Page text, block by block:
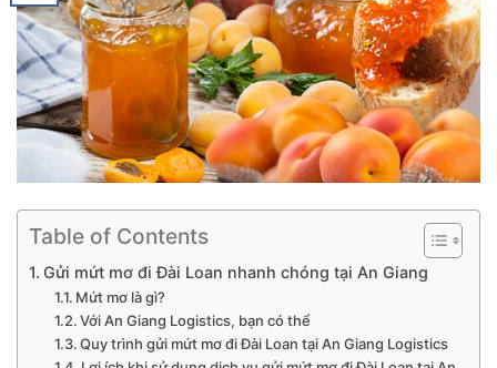
Table of Contents
Gửi mứt mơ đi Đài Loan nhanh chóng tại An Giang
Mứt mơ là gì?
Với An Giang Logistics, bạn có thể
Quy trình gửi mứt mơ đi Đài Loan tại An Giang Logistics